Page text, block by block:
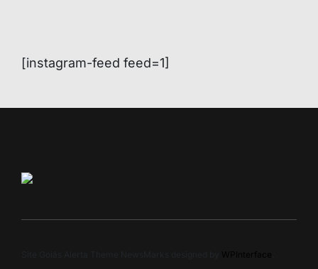
[instagram-feed feed=1]